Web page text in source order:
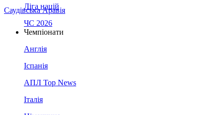
Саудівська Аравія
Ліга націй
ЧС 2026
Чемпіонати
Англія
Іспанія
АПЛ Top News
Італія